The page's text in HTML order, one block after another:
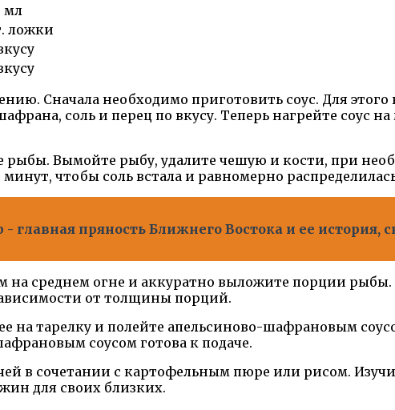
мл
ложки
Сначала необходимо приготовить соус. Для
соль и перец по вкусу. Теперь нагрейте
рыбы. Вымойте рыбу, удалите чешую и кости, при
чтобы соль встала и равномерно
- главная пряность Ближнего Востока и ее история,
на среднем огне и аккуратно выложите порции
от толщины порций.
на тарелку и полейте апельсиново-шафрановым
соусом готова к подаче.
в сочетании с картофельным пюре или рисом.
для своих близких.